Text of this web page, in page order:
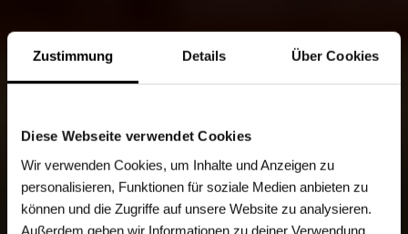
Zustimmung Details Über Cookies
Diese Webseite verwendet Cookies
Wir verwenden Cookies, um Inhalte und Anzeigen zu
personalisieren, Funktionen für soziale Medien anbieten zu
können und die Zugriffe auf unsere Website zu analysieren.
Außerdem geben wir Informationen zu deiner Verwendung